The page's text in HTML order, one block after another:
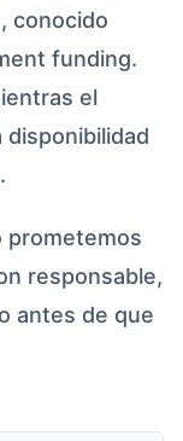
conocido
funding.
el
disponibilidad
prometemos
responsable,
antes de que